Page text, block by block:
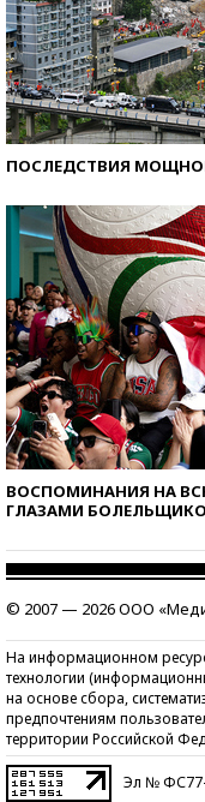
ПОСЛЕДСТВИЯ
ВОСПОМИНАНИЯ НА
ГЛАЗАМИ
© 2007 — 2026 ООО
На информационном
технологии
на основе сбора,
предпочтениям
территории Российской
Эл № ФС77-